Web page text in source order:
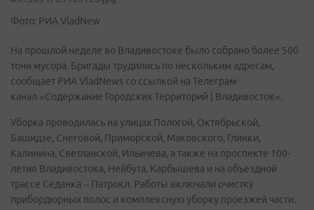
Фото: РИА VladNew
На прошлой неделе во Владивостоке было собрано более 500
тонн мусора. Бригады трудились по нескольким адресам,
сообщает РИА VladNews со ссылкой на Телеграм-
канал «Содержание Городских Территорий | Владивосток».
Уборка проводилась на улицах Пологой, Октябрьской,
Башидзе, Снеговой, Приморской, Маковского, Глинки,
Калинина, Светланской, Ильичева, а также на проспекте 100-
летия Владивостока, Нейбута, Карбышева и на объездной
трассе Седанка – Патрокл. Работы включали очистку
прибордюрных полос и комплексную уборку проезжей части.